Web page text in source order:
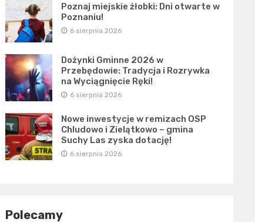
Poznaj miejskie żłobki: Dni otwarte w
Poznaniu!
6 sierpnia 2026
Dożynki Gminne 2026 w
Przebędowie: Tradycja i Rozrywka
na Wyciągnięcie Ręki!
6 sierpnia 2026
Nowe inwestycje w remizach OSP
Chludowo i Zielątkowo – gmina
Suchy Las zyska dotację!
6 sierpnia 2026
Polecamy